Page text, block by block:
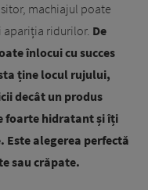
machiajul poate
apariția ridurilor. De
înlocui cu succes
ține locul rujului,
decât un produs
foarte hidratant și îți
alegerea perfectă
sau crăpate.